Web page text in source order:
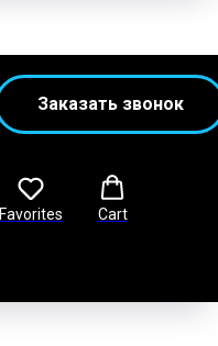
Заказать звонок
Favorites Cart